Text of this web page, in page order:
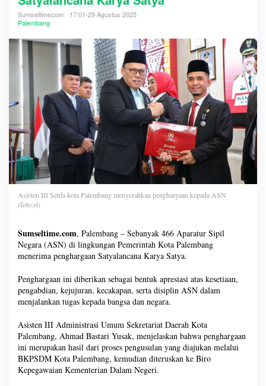
Sumseltimecom
17:01-29 Agustus 2025
Palembang
Asisten III Setda kota Palembang menyerahkan penghargaan kepada ASN
(foto:st)
Sumseltime.com, Palembang – Sebanyak 466 Aparatur Sipil
Negara (ASN) di lingkungan Pemerintah Kota Palembang
menerima penghargaan Satyalancana Karya Satya.
Penghargaan ini diberikan sebagai bentuk apresiasi atas kesetiaan,
pengabdian, kejujuran, kecakapan, serta disiplin ASN dalam
menjalankan tugas kepada bangsa dan negara.
Asisten III Administrasi Umum Sekretariat Daerah Kota
Palembang, Ahmad Bastari Yusak, menjelaskan bahwa penghargaan
ini merupakan hasil dari proses pengusulan yang diajukan melalui
BKPSDM Kota Palembang, kemudian diteruskan ke Biro
Kepegawaian Kementerian Dalam Negeri.